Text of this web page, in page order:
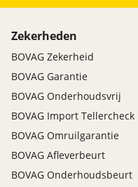
Zekerheden
BOVAG Zekerheid
BOVAG Garantie
BOVAG Onderhoudsvrij
BOVAG Import Tellercheck
BOVAG Omruilgarantie
BOVAG Afleverbeurt
BOVAG Onderhoudsbeurt